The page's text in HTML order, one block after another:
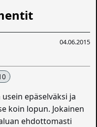
04.06.2015
epäselväksi ja
koin lopun. Jokainen
ehdottomasti